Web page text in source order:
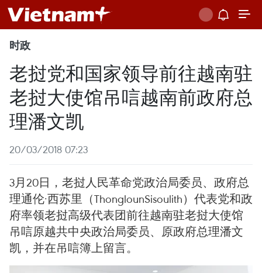
时政
老挝党和国家领导前往越南驻
老挝大使馆吊唁越南前政府总
理潘文凯
20/03/2018 07:23
3月20日，老挝人民革命党政治局委员、政府总
理通伦·西苏里（ThonglounSisoulith）代表党和政
府率领老挝高级代表团前往越南驻老挝大使馆
吊唁原越共中央政治局委员、原政府总理潘文
凯，并在吊唁簿上留言。